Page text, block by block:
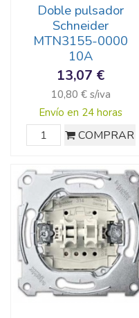
Doble pulsador
Schneider
MTN3155-0000
10A
13,07 €
10,80 € s/iva
Envío en 24 horas
COMPRAR